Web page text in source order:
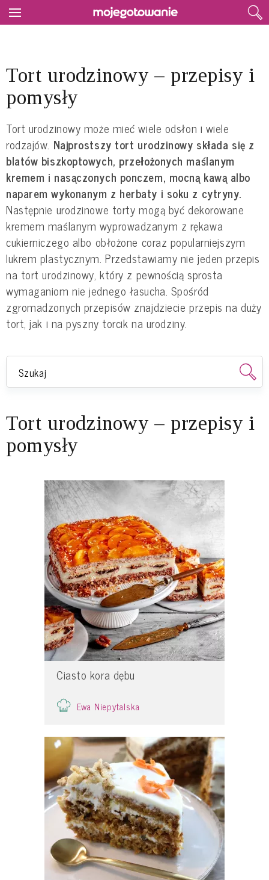
Tort urodzinowy – przepisy i
pomysły
Tort urodzinowy może mieć wiele odsłon i wiele
rodzajów. Najprostszy tort urodzinowy składa się z
blatów biszkoptowych, przełożonych maślanym
kremem i nasączonych ponczem, mocną kawą albo
naparem wykonanym z herbaty i soku z cytryny.
Następnie urodzinowe torty mogą być dekorowane
kremem maślanym wyprowadzanym z rękawa
cukierniczego albo obłożone coraz popularniejszym
lukrem plastycznym. Przedstawiamy nie jeden przepis
na tort urodzinowy, który z pewnością sprosta
wymaganiom nie jednego łasucha. Spośród
zgromadzonych przepisów znajdziecie przepis na duży
tort, jak i na pyszny torcik na urodziny.
Tort urodzinowy – przepisy i
pomysły
Ciasto kora dębu
Ewa Niepytalska